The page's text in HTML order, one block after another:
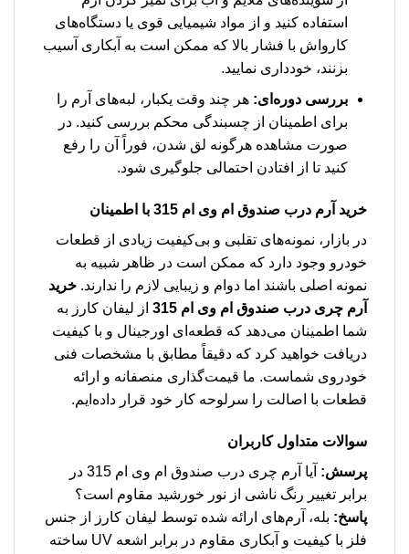
استفاده کنید و از مواد شیمیایی قوی یا دستگاه‌های
کارواش با فشار بالا که ممکن است به آبکاری آسیب
بزنند، خودداری نمایید.
بررسی دوره‌ای: هر چند وقت یکبار، لبه‌های آرم را
برای اطمینان از چسبندگی محکم بررسی کنید. در
صورت مشاهده هرگونه لق شدن، فوراً آن را رفع
کنید تا از افتادن احتمالی جلوگیری شود.
خرید آرم درب صندوق ام وی ام 315 با اطمینان
در بازار، نمونه‌های تقلبی و بی‌کیفیت زیادی از قطعات
خودرو وجود دارد که ممکن است در ظاهر شبیه به
نمونه اصلی باشند اما دوام و زیبایی لازم را ندارند. خرید
آرم چری درب صندوق ام وی ام 315
از لیفان کارز به
شما اطمینان می‌دهد که قطعه‌ای اورجینال و با کیفیت
دریافت خواهید کرد که دقیقاً مطابق با مشخصات فنی
خودروی شماست. ما قیمت‌گذاری منصفانه و ارائه
قطعات با اصالت را سرلوحه کار خود قرار داده‌ایم.
سوالات متداول کاربران
پرسش:
آیا آرم چری درب صندوق ام وی ام 315 در
برابر تغییر رنگ ناشی از نور خورشید مقاوم است؟
پاسخ: بله، آرم‌های ارائه شده توسط لیفان کارز از جنس
فلز با کیفیت و آبکاری مقاوم در برابر اشعه UV ساخته